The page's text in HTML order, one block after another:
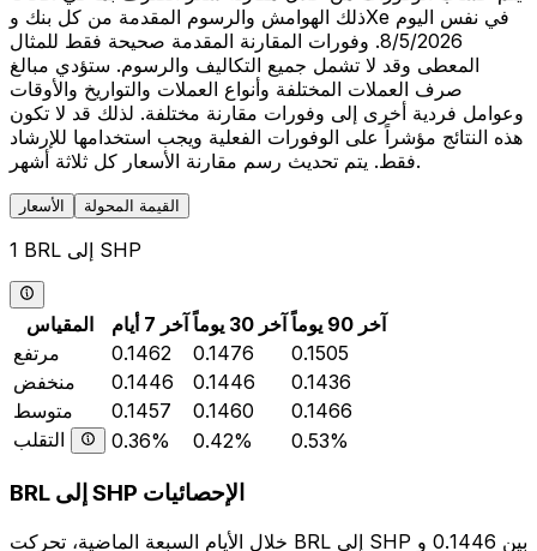
ذلك الهوامش والرسوم المقدمة من كل بنك وXe في نفس اليوم
8/5/2026. وفورات المقارنة المقدمة صحيحة فقط للمثال
المعطى وقد لا تشمل جميع التكاليف والرسوم. ستؤدي مبالغ
صرف العملات المختلفة وأنواع العملات والتواريخ والأوقات
وعوامل فردية أخرى إلى وفورات مقارنة مختلفة. لذلك قد لا تكون
هذه النتائج مؤشراً على الوفورات الفعلية ويجب استخدامها للإرشاد
فقط. يتم تحديث رسم مقارنة الأسعار كل ثلاثة أشهر.
الأسعار القيمة المحولة
1 BRL إلى SHP
المقياس آخر 7 أيام آخر 30 يوماً
آخر 90 يوماً
مرتفع
0.1462 0.1476
0.1505
منخفض
0.1446 0.1446
0.1436
متوسط
0.1457 0.1460
0.1466
التقلب
0.36% 0.42% 0.53%
BRL إلى SHP الإحصائيات
خلال الأيام السبعة الماضية، تحركت BRL إلى SHP بين 0.1446 و